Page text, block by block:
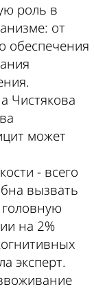
роль в
от
обеспечения
Чистякова
может
- всего
вызвать
на 2%
эксперт.